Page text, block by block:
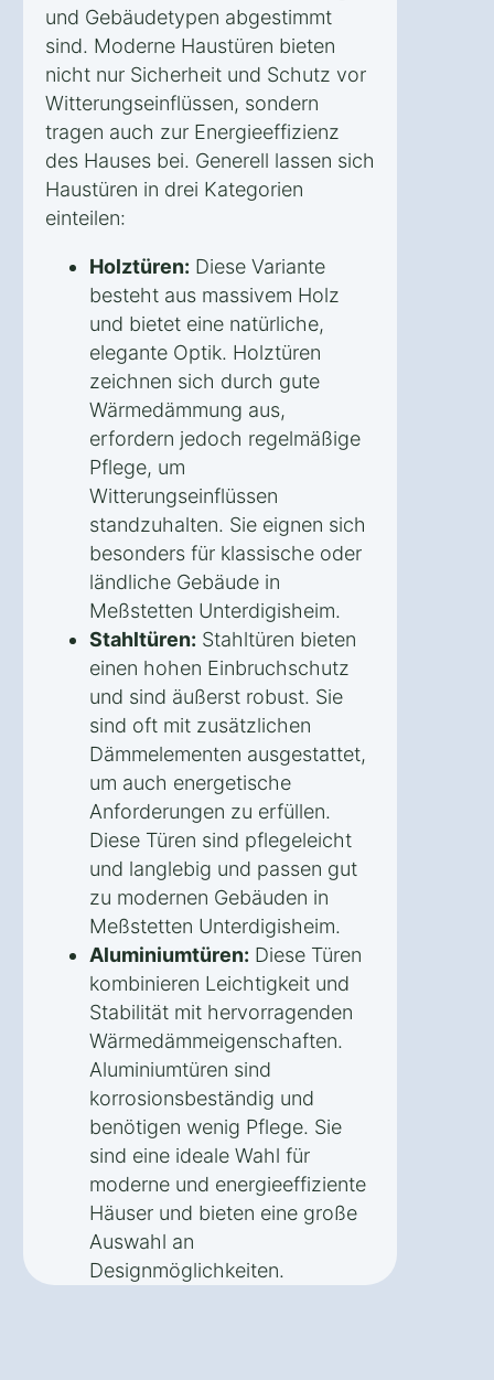
und Gebäudetypen abgestimmt
sind. Moderne Haustüren bieten
nicht nur Sicherheit und Schutz vor
Witterungseinflüssen, sondern
tragen auch zur Energieeffizienz
des Hauses bei. Generell lassen sich
Haustüren in drei Kategorien
einteilen:
Holztüren: Diese Variante
besteht aus massivem Holz
und bietet eine natürliche,
elegante Optik. Holztüren
zeichnen sich durch gute
Wärmedämmung aus,
erfordern jedoch regelmäßige
Pflege, um
Witterungseinflüssen
standzuhalten. Sie eignen sich
besonders für klassische oder
ländliche Gebäude in
Meßstetten Unterdigisheim.
Stahltüren: Stahltüren bieten
einen hohen Einbruchschutz
und sind äußerst robust. Sie
sind oft mit zusätzlichen
Dämmelementen ausgestattet,
um auch energetische
Anforderungen zu erfüllen.
Diese Türen sind pflegeleicht
und langlebig und passen gut
zu modernen Gebäuden in
Meßstetten Unterdigisheim.
Aluminiumtüren: Diese Türen
kombinieren Leichtigkeit und
Stabilität mit hervorragenden
Wärmedämmeigenschaften.
Aluminiumtüren sind
korrosionsbeständig und
benötigen wenig Pflege. Sie
sind eine ideale Wahl für
moderne und energieeffiziente
Häuser und bieten eine große
Auswahl an
Designmöglichkeiten.